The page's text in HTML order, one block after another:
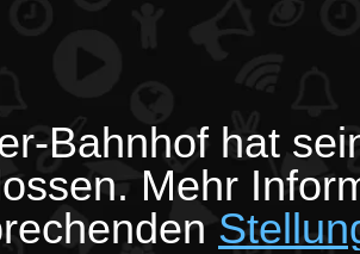
Bahnhof hat
Mehr